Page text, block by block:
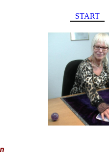
START